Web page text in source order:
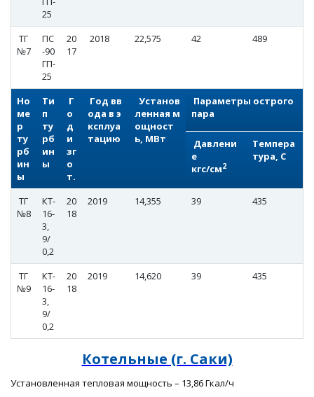
25
ТГ
№7
ПС
-90
ГП-
25
20
17
2018 22,575 42 489
Но
ме
р
ту
рб
ин
ы
Ти
п
ту
рб
ин
ы
Г
о
д
и
зг
о
т.
Год вв
ода в э
ксплуа
тацию
Установ
ленная м
ощност
ь, МВт
Параметры острого
пара
Давлени
е
кгс/см2
Темпера
тура, С
ТГ
№8
КТ-
16-
3,
9/
0,2
20
18
2019 14,355 39 435
ТГ
№9
КТ-
16-
3,
9/
0,2
20
18
2019 14,620 39 435
Котельные (г. Саки)
Установленная тепловая мощность – 13,86 Гкал/ч